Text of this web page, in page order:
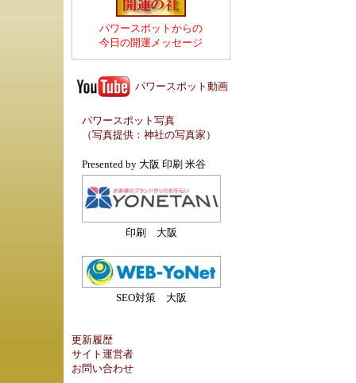
パワースポットからの
今日の開運メッセージ
パワースポット動画
パワースポット写真
（写真提供： 神社の写真家 ）
Presented by 大阪 印刷 米谷
印刷 大阪
SEO対策 大阪
更新履歴
サイト運営者
お問い合わせ